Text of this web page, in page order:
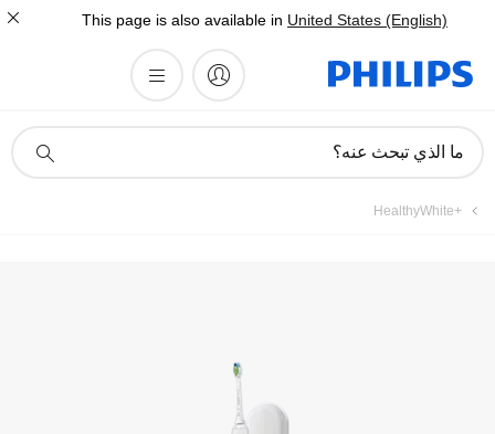
This page is also available in United States (English)
دعم
ما الذي تبحث عنه؟
HealthyWhite+‎